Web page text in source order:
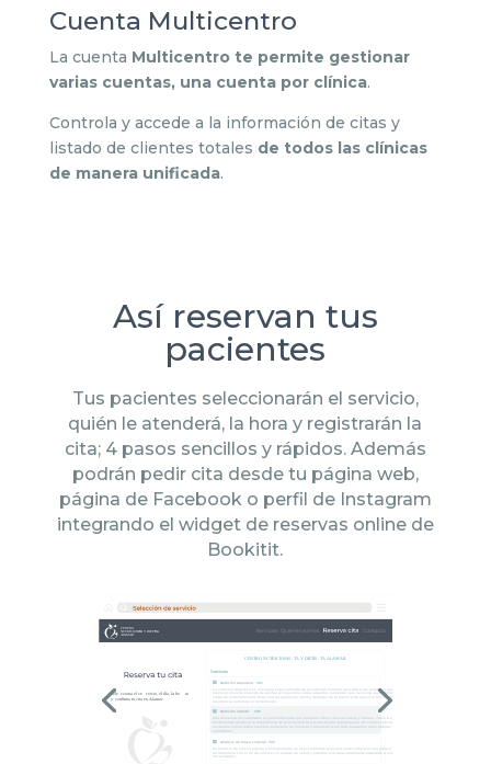
Cuenta Multicentro
La cuenta Multicentro te permite gestionar
varias cuentas, una cuenta por clínica.
Controla y accede a la información de citas y
listado de clientes totales de todos las clínicas
de manera unificada.
Así reservan tus
pacientes
Tus pacientes seleccionarán el servicio,
quién le atenderá, la hora y registrarán la
cita; 4 pasos sencillos y rápidos. Además
podrán pedir cita desde tu página web,
página de Facebook o perfil de Instagram
integrando el widget de reservas online de
Bookitit.